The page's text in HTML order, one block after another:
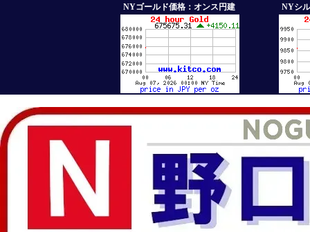
NYゴールド価格：オンス円建 NYシ